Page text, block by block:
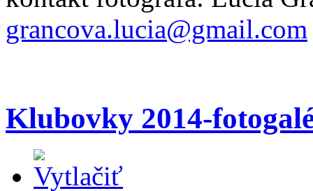
grancova.lucia@gmail.com
Klubovky 2014-